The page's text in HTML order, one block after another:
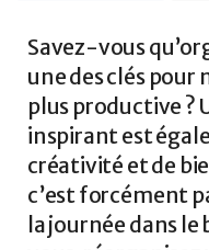
Savez-vous
une des clés
plus productive ?
inspirant est
créativité et de
c’est forcément
la journée dans